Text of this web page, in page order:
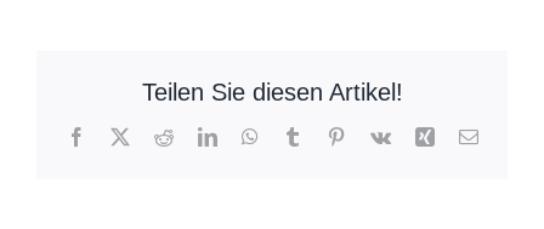
Teilen Sie diesen Artikel!
Facebook
X RedditLinkedInWhatsApp
TumblrPinterest
Vk Xing E-